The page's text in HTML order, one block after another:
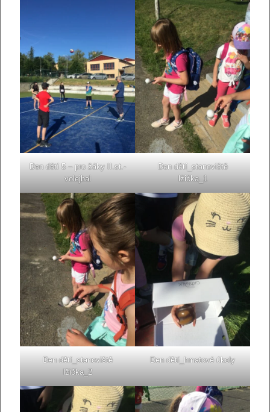
Den dětí 5 – pro žáky II.st.-
volejbal
Den dětí_stanoviště
lžička_1
Den dětí_stanoviště
lžička_2
Den dětí_hmatové úkoly